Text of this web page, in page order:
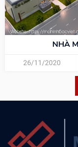
NHÀ
26/11/2020